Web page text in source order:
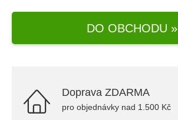
DO OBCHODU »
Doprava ZDARMA
pro objednávky nad 1.500 Kč